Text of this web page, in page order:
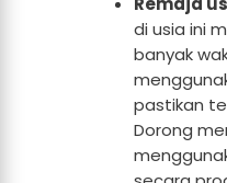
di usia ini
banyak
pastikan
Dorong